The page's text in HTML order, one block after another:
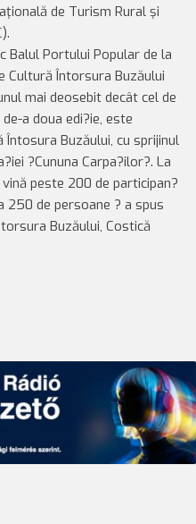
de Turism Rural şi
Balul Portului Popular de la
Cultură Întorsura Buzăului
mai deosebit decât cel de
a doua edi?ie, este
Buzăului, cu sprijinul
?Cununa Carpa?ilor?. La
peste 200 de participan?
250 de persoane ? a spus
Buzăului, Costică